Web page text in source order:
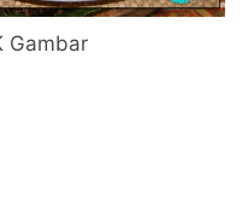
Gambar